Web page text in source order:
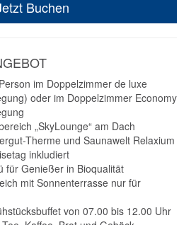
Buchen
im Doppelzimmer de luxe
oder im Doppelzimmer Economy
„SkyLounge“ am Dach
Therme und Saunawelt Relaxium
inkludiert
für Genießer in Bioqualität
mit Sonnenterrasse nur für
von 07.00 bis 12.00 Uhr